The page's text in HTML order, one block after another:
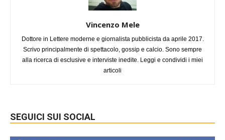
Vincenzo Mele
Dottore in Lettere moderne e giornalista pubblicista da aprile 2017.
Scrivo principalmente di spettacolo, gossip e calcio. Sono sempre
alla ricerca di esclusive e interviste inedite. Leggi e condividi i miei
articoli
SEGUICI SUI SOCIAL